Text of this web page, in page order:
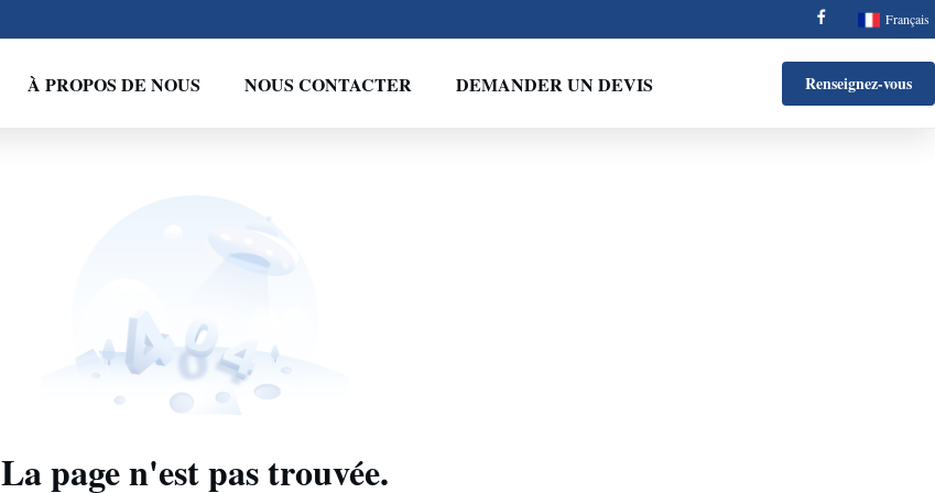
Français
À PROPOS DE NOUS NOUS CONTACTER DEMANDER UN DEVIS Renseignez-vous
La page n'est pas trouvée.